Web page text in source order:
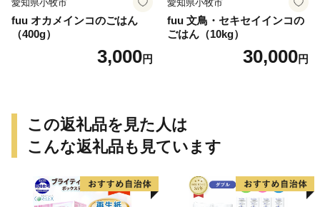
愛知県小牧市
fuu オカメインコのごはん
（400g）
3,000円
愛知県小牧市
fuu 文鳥・セキセイインコの
ごはん（10kg）
30,000円
この返礼品を見た人は
こんな返礼品も見ています